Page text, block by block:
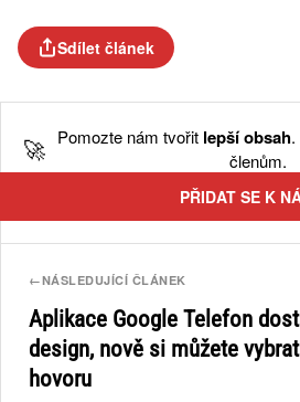
Sdílet článek
🚀 Pomozte nám tvořit lepší obsah.
členům.
PŘIDAT SE K
←NÁSLEDUJÍCÍ ČLÁNEK
Aplikace Google Telefon
design, nově si můžete
hovoru